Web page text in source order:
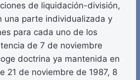
de liquidación-división,
una parte individualizada y
para cada uno de los
de 7 de noviembre
doctrina ya mantenida en
21 de noviembre de 1987, 8